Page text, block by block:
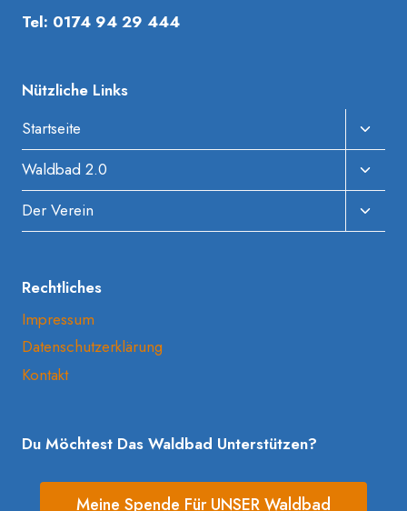
Tel: 0174 94 29 444
Nützliche Links
Startseite
Waldbad 2.0
Der Verein
Rechtliches
Impressum
Datenschutzerklärung
Kontakt
Du Möchtest Das Waldbad Unterstützen?
Meine Spende Für UNSER Waldbad